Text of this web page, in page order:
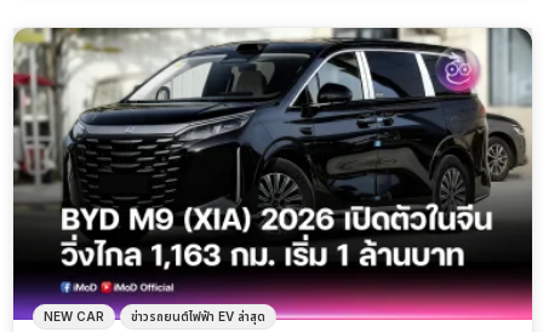
NEW CAR ข่าวรถยนต์ไฟฟ้า EV ล่าสุด